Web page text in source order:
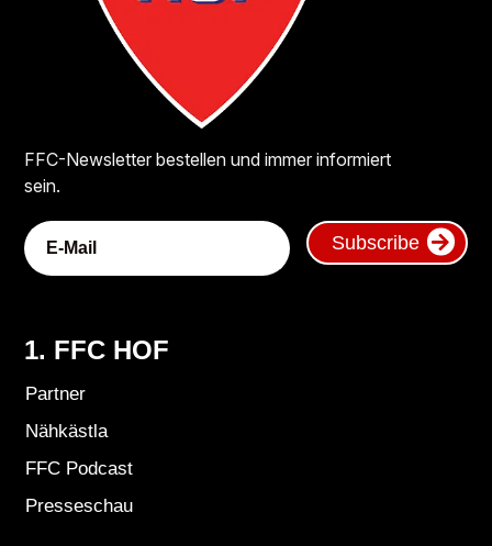
FFC-Newsletter bestellen und immer informiert
sein.
Subscribe
1. FFC HOF
Partner
Nähkästla
FFC Podcast
Presseschau